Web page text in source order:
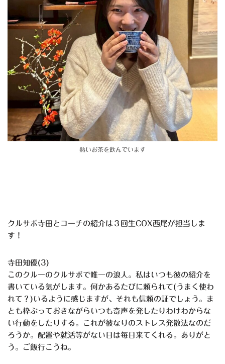
熱いお茶を飲んでいます
クルサポ寺田とコーチの紹介は３回生COX西尾が担当しま
す！
寺田知優(3)
このクルーのクルサポで唯一の浪人。私はいつも彼の紹介を
書いている気がします。何かあるたびに頼られて(うまく使わ
れて？)いるように感じますが、それも信頼の証でしょう。ま
とも枠ぶっておきながらいつも奇声を発したりわけわからな
い行動をしたりする。これが彼なりのストレス発散法なのだ
ろうか。配置や就活等がない日は毎日来てくれる。ありがと
う。ご飯行こうね。